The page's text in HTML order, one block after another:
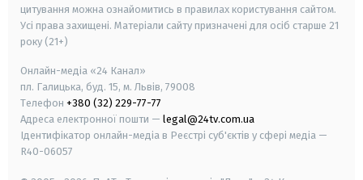
цитування можна ознайомитись в правилах користування сайтом.
Усі права захищені. Матеріали сайту призначені для осіб старше 21
року (21+)
Онлайн-медіа «24 Канал»
пл. Галицька, буд. 15, м. Львів, 79008
Телефон +380 (32) 229-77-77
Адреса електронної пошти — legal@24tv.com.ua
Ідентифікатор онлайн-медіа в Реєстрі суб'єктів у сфері медіа —
R40-06057